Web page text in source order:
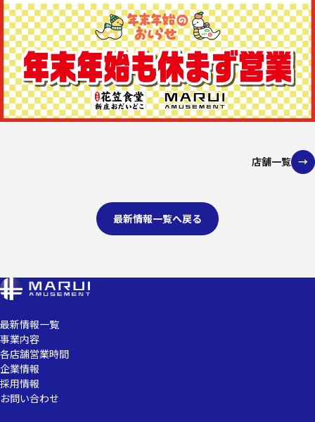
店舗一覧
最新情報一覧へ戻る
最新情報一覧
事業内容
各店舗営業時間
企業情報
採用情報
お問い合わせ